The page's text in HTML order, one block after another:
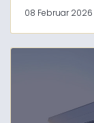
08 Februar 2026